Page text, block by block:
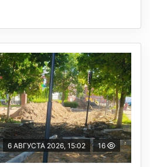
6 АВГУСТА 2026, 15:02 16